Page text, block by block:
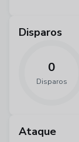
Disparos
0
Disparos
Ataque